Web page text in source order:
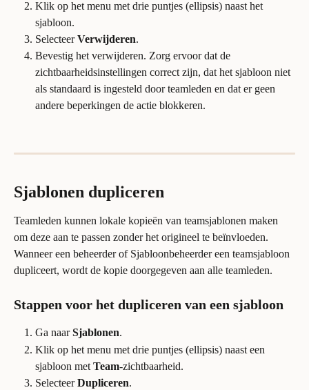
Klik op het menu met drie puntjes (ellipsis) naast het
sjabloon.
Selecteer Verwijderen.
Bevestig het verwijderen. Zorg ervoor dat de
zichtbaarheidsinstellingen correct zijn, dat het sjabloon niet
als standaard is ingesteld door teamleden en dat er geen
andere beperkingen de actie blokkeren.
Sjablonen dupliceren
Teamleden kunnen lokale kopieën van teamsjablonen maken
om deze aan te passen zonder het origineel te beïnvloeden.
Wanneer een beheerder of Sjabloonbeheerder een teamsjabloon
dupliceert, wordt de kopie doorgegeven aan alle teamleden.
Stappen voor het dupliceren van een sjabloon
Ga naar Sjablonen.
Klik op het menu met drie puntjes (ellipsis) naast een
sjabloon met Team-zichtbaarheid.
Selecteer Dupliceren.